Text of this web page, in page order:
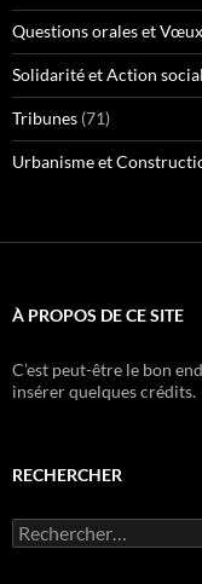
Questions orales et Vœux
Solidarité et Action
Tribunes (71)
Urbanisme et
À PROPOS DE CE SITE
C’est peut-être le bon
insérer quelques crédits.
RECHERCHER
Rechercher :